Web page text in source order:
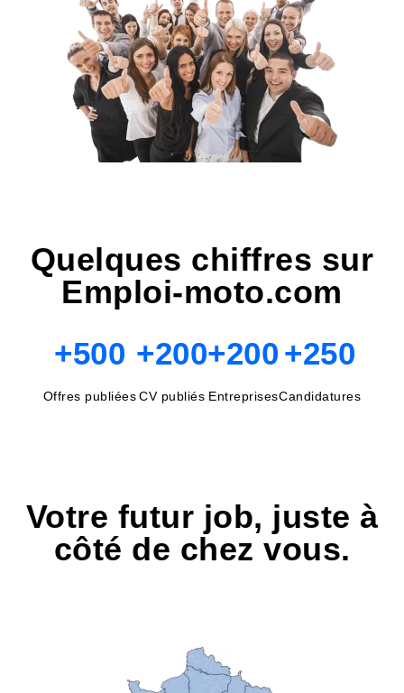
Quelques chiffres sur
Emploi-moto.com
+500
Offres publiées
+200
CV publiés
+200
Entreprises
+250
Candidatures
Votre futur job, juste à
côté de chez vous.